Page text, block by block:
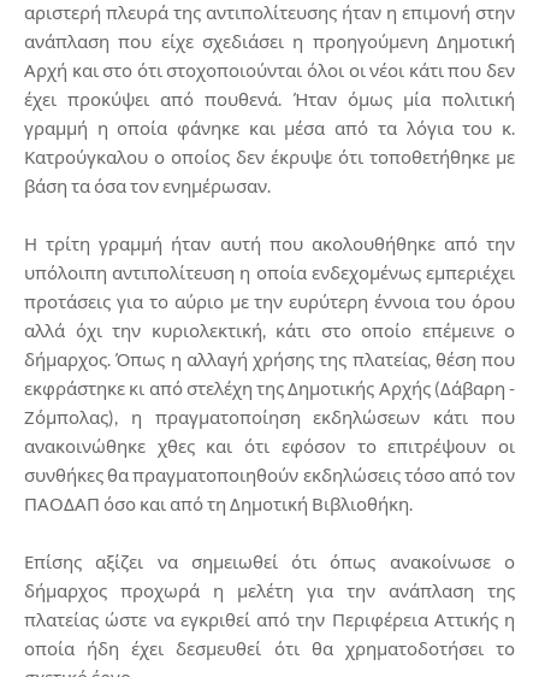
αριστερή πλευρά της αντιπολίτευσης ήταν η επιμονή στην
ανάπλαση που είχε σχεδιάσει η προηγούμενη Δημοτική
Αρχή και στο ότι στοχοποιούνται όλοι οι νέοι κάτι που δεν
έχει προκύψει από πουθενά. Ήταν όμως μία πολιτική
γραμμή η οποία φάνηκε και μέσα από τα λόγια του κ.
Κατρούγκαλου ο οποίος δεν έκρυψε ότι τοποθετήθηκε με
βάση τα όσα τον ενημέρωσαν.
Η τρίτη γραμμή ήταν αυτή που ακολουθήθηκε από την
υπόλοιπη αντιπολίτευση η οποία ενδεχομένως εμπεριέχει
προτάσεις για το αύριο με την ευρύτερη έννοια του όρου
αλλά όχι την κυριολεκτική, κάτι στο οποίο επέμεινε ο
δήμαρχος. Όπως η αλλαγή χρήσης της πλατείας, θέση που
εκφράστηκε κι από στελέχη της Δημοτικής Αρχής (Δάβαρη -
Ζόμπολας), η πραγματοποίηση εκδηλώσεων κάτι που
ανακοινώθηκε χθες και ότι εφόσον το επιτρέψουν οι
συνθήκες θα πραγματοποιηθούν εκδηλώσεις τόσο από τον
ΠΑΟΔΑΠ όσο και από τη Δημοτική Βιβλιοθήκη.
Επίσης αξίζει να σημειωθεί ότι όπως ανακοίνωσε ο
δήμαρχος προχωρά η μελέτη για την ανάπλαση της
πλατείας ώστε να εγκριθεί από την Περιφέρεια Αττικής η
οποία ήδη έχει δεσμευθεί ότι θα χρηματοδοτήσει το